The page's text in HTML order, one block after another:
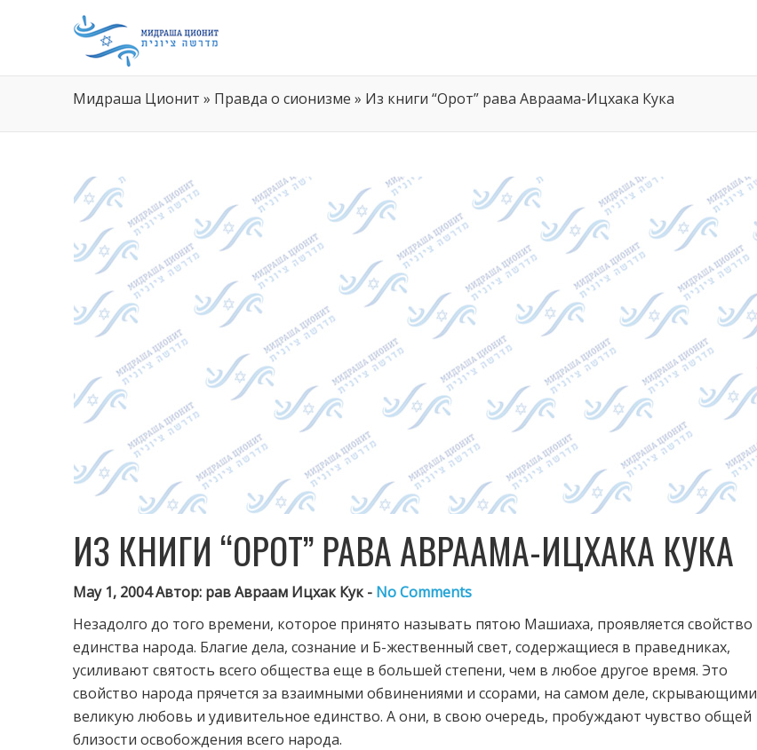
Мидраша Ционит » Правда о сионизме » Из книги “Орот” рава Авраама-Ицхака Кука
ИЗ КНИГИ “ОРОТ” РАВА АВРААМА-ИЦХАКА КУКА
May 1, 2004 Автор: рав Авраам Ицхак Кук - No Comments
Незадолго до того времени, которое принято называть пятою Машиаха, проявляется свойство
единства народа. Благие дела, сознание и Б-жественный свет, содержащиеся в праведниках,
усиливают святость всего общества еще в большей степени, чем в любое другое время. Это
свойство народа прячется за взаимными обвинениями и ссорами, на самом деле, скрывающими
великую любовь и удивительное единство. А они, в свою очередь, пробуждают чувство общей
близости освобождения всего народа.